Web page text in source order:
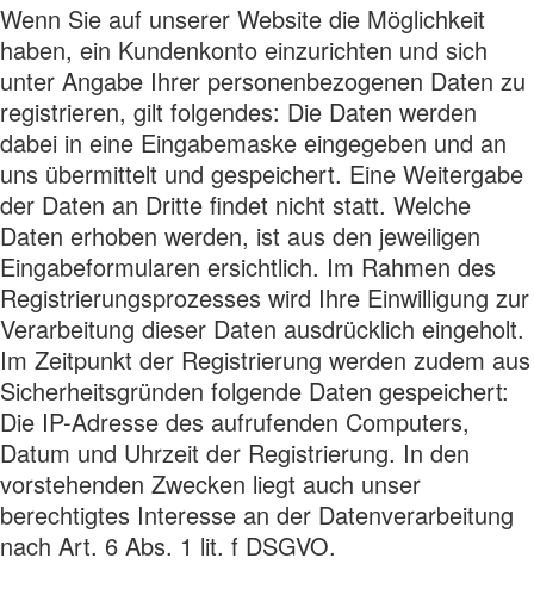
Wenn Sie auf unserer Website die Möglichkeit
haben, ein Kundenkonto einzurichten und sich
unter Angabe Ihrer personenbezogenen Daten zu
registrieren, gilt folgendes: Die Daten werden
dabei in eine Eingabemaske eingegeben und an
uns übermittelt und gespeichert. Eine Weitergabe
der Daten an Dritte findet nicht statt. Welche
Daten erhoben werden, ist aus den jeweiligen
Eingabeformularen ersichtlich. Im Rahmen des
Registrierungsprozesses wird Ihre Einwilligung zur
Verarbeitung dieser Daten ausdrücklich eingeholt.
Im Zeitpunkt der Registrierung werden zudem aus
Sicherheitsgründen folgende Daten gespeichert:
Die IP-Adresse des aufrufenden Computers,
Datum und Uhrzeit der Registrierung. In den
vorstehenden Zwecken liegt auch unser
berechtigtes Interesse an der Datenverarbeitung
nach Art. 6 Abs. 1 lit. f DSGVO.